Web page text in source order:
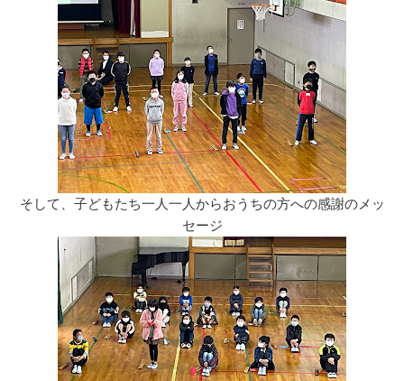
そして、子どもたち一人一人からおうちの方への感謝のメッ
セージ